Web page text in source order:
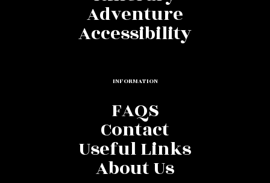
Adventure
Accessibility
INFORMATION
FAQS
Contact
Useful Links
About Us